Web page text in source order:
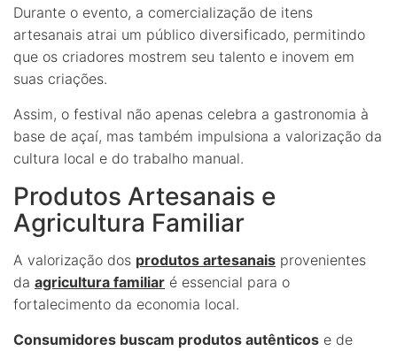
Durante o evento, a comercialização de itens
artesanais atrai um público diversificado, permitindo
que os criadores mostrem seu talento e inovem em
suas criações.
Assim, o festival não apenas celebra a gastronomia à
base de açaí, mas também impulsiona a valorização da
cultura local e do trabalho manual.
Produtos Artesanais e
Agricultura Familiar
A valorização dos produtos artesanais provenientes
da agricultura familiar é essencial para o
fortalecimento da economia local.
Consumidores buscam produtos autênticos e de